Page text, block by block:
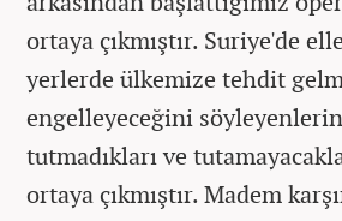
ortaya çıkmıştır. Suriye'de
yerlerde ülkemize tehdit
engelleyeceğini
tutmadıkları ve
ortaya çıkmıştır. Madem